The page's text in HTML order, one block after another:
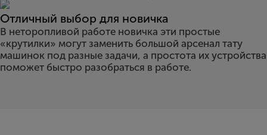
Отличный выбор для новичка
В неторопливой работе новичка эти простые
«крутилки» могут заменить большой арсенал тату
машинок под разные задачи, а простота их устройства
поможет быстро разобраться в работе.